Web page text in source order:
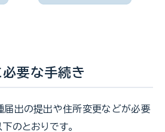
要な手続き
届出の提出や住所変更などが必要
のとおりです。